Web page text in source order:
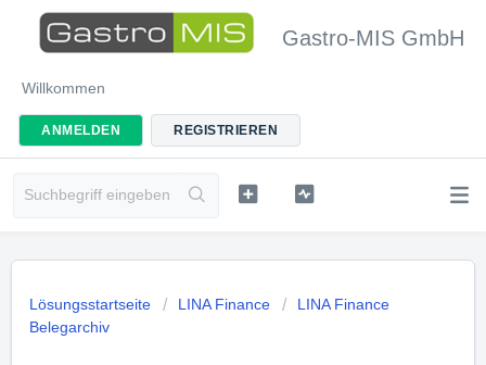
Gastro-MIS GmbH
Willkommen
ANMELDEN REGISTRIEREN
Lösungsstartseite LINA Finance
LINA Finance
Belegarchiv